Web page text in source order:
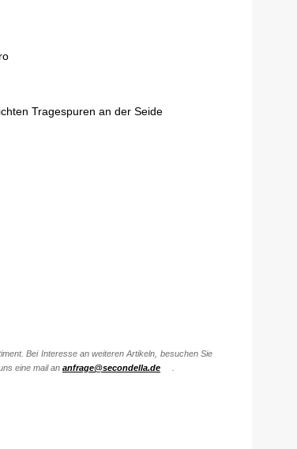
Tragespuren an der Seide
Bei Interesse an weiteren Artikeln, besuchen Sie
eine mail an anfrage@secondella.de